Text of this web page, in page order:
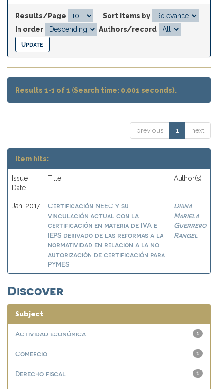
Results/Page
Sort items by
In order
Authors/record
Results 1-1 of 1 (Search time: 0.001 seconds).
previous 1 next
Item hits:
Issue
Date
Title Author(s)
Jan-2017
Certificación NEEC y su
vinculación actual con la
certificación en materia de IVA e
IEPS derivado de las reformas a la
normatividad en relación a la no
autorización de certificación para
PYMES
Diana
Mariela
Guerrero
Rangel
Discover
Subject
1
Actividad económica
1
Comercio
1
Derecho fiscal